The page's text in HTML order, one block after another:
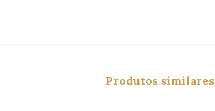
Produtos similares